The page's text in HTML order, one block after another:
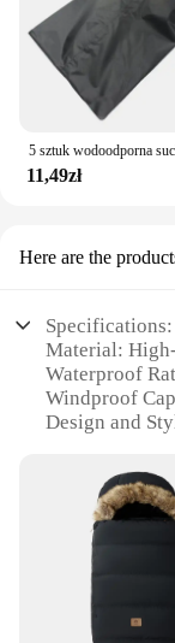
11,49zł
Here are the
Specifications:
Material:
Waterproof
Windproof
Design and
outdoor
Shape and
wheelchairs
Features:
**Optimal
Experience
protection